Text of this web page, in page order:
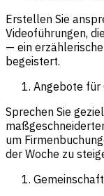
Erstellen Sie
Videoführungen,
— ein
begeistert.
Angebote für
Sprechen Sie
um
der Woche zu